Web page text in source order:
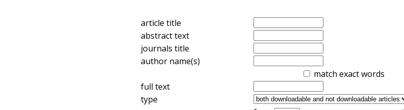
article title
abstract text
journals title
author name(s)
match exact words
full text
type